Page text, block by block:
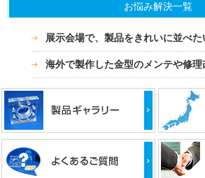
お悩み解決一覧
展示会場で、製品をきれいに並べた
海外で製作した金型のメンテや修理